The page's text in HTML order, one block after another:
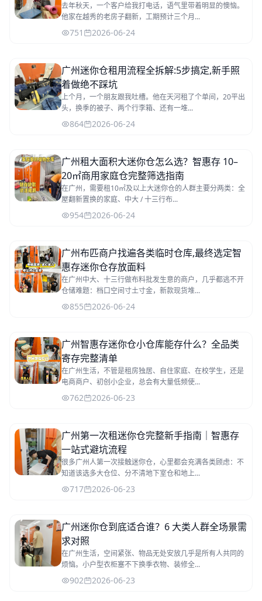
去年秋天，一个客户给我打电话，语气里带着明显的懊恼。
他家在越秀的老房子翻新，工期预计三个月...
751 2026-06-24
广州迷你仓租用流程全拆解:5步搞定,新手照
着做绝不踩坑
上个月，一个朋友跟我吐槽。他在天河租了个单间，20平出
头，换季的被子、两个行李箱、还有一堆...
864 2026-06-24
广州租大面积大迷你仓怎么选？智惠存 10–
20㎡商用家庭仓完整筛选指南
在广州，需要租10㎡及以上大迷你仓的人群主要分两类：全
屋翻新置换的家庭、中大 / 十三行布...
954 2026-06-24
广州布匹商户找遍各类临时仓库,最终选定智
惠存迷你仓存放面料
在广州中大、十三行做布料批发生意的商户，几乎都逃不开
仓储难题：档口空间寸土寸金，新款现货堆...
855 2026-06-24
广州智惠存迷你仓小仓库能存什么？全品类
寄存完整清单
在广州生活，不管是租房独居、自住家庭、在校学生，还是
电商商户、初创小企业，总会有大量低频使...
762 2026-06-23
广州第一次租迷你仓完整新手指南｜智惠存
一站式避坑流程
很多广州人第一次接触迷你仓，心里都会充满各类顾虑：不
知道该选多大仓位、分不清地下室仓和地上...
717 2026-06-23
广州迷你仓到底适合谁？6 大类人群全场景需
求对照
在广州生活，空间紧张、物品无处安放几乎是所有人共同的
烦恼。小户型衣柜塞不下换季衣物、装修全...
902 2026-06-23